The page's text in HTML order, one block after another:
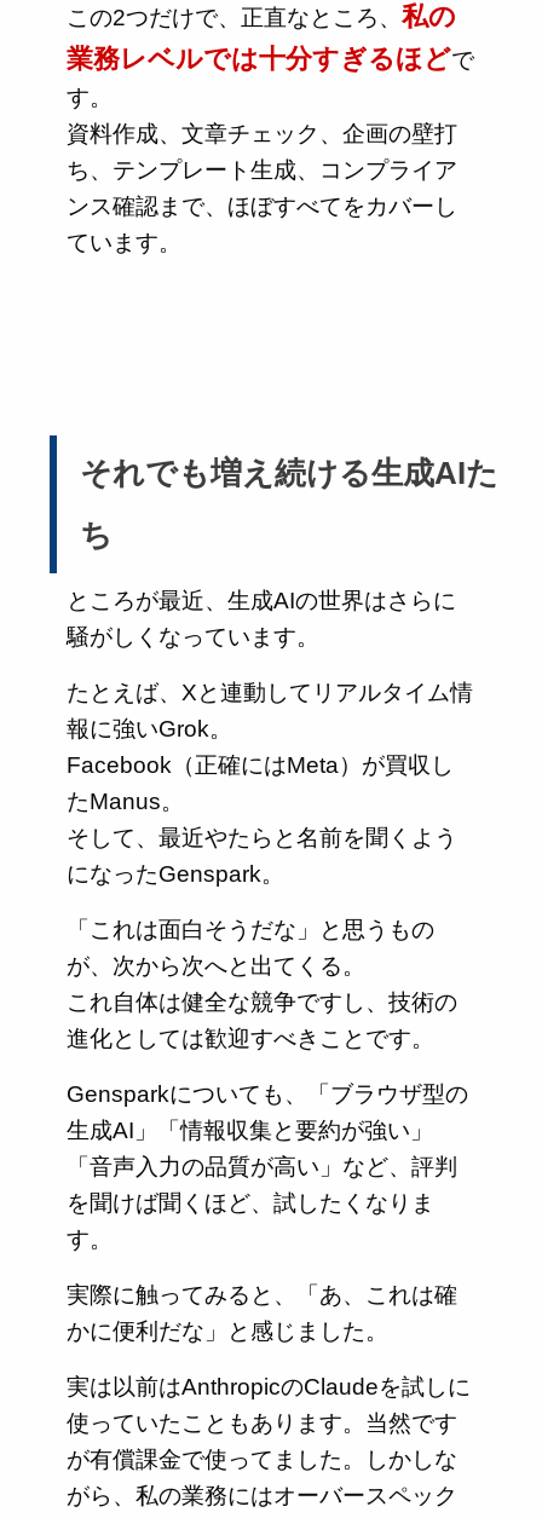
この2つだけで、正直なところ、 私の
業務レベルでは十分すぎるほどで
す。
資料作成、文章チェック、企画の壁打
ち、テンプレート生成、コンプライア
ンス確認まで、ほぼすべてをカバーし
ています。
それでも増え続ける生成AIた
ち
ところが最近、生成AIの世界はさらに
騒がしくなっています。
たとえば、Xと連動してリアルタイム情
報に強いGrok。
Facebook（正確にはMeta）が買収し
たManus。
そして、最近やたらと名前を聞くよう
になったGenspark。
「これは面白そうだな」と思うもの
が、次から次へと出てくる。
これ自体は健全な競争ですし、技術の
進化としては歓迎すべきことです。
Gensparkについても、「ブラウザ型の
生成AI」「情報収集と要約が強い」
「音声入力の品質が高い」など、評判
を聞けば聞くほど、試したくなりま
す。
実際に触ってみると、「あ、これは確
かに便利だな」と感じました。
実は以前はAnthropicのClaudeを試しに
使っていたこともあります。当然です
が有償課金で使ってました。しかしな
がら、私の業務にはオーバースペック